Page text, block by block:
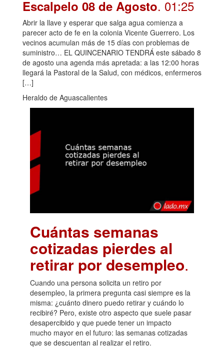
Escalpelo 08 de Agosto. 01:25
Abrir la llave y esperar que salga agua comienza a
parecer acto de fe en la colonia Vicente Guerrero. Los
vecinos acumulan más de 15 días con problemas de
suministro… EL QUINCENARIO TENDRÁ este sábado 8
de agosto una agenda más apretada: a las 12:00 horas
llegará la Pastoral de la Salud, con médicos, enfermeros
[…]
Heraldo de Aguascalientes
Cuántas semanas
cotizadas pierdes al
retirar por desempleo.
Cuando una persona solicita un retiro por
desempleo, la primera pregunta casi siempre es la
misma: ¿cuánto dinero puedo retirar y cuándo lo
recibiré? Pero, existe otro aspecto que suele pasar
desapercibido y que puede tener un impacto
mucho mayor en el futuro: las semanas cotizadas
que se descuentan al realizar el retiro.